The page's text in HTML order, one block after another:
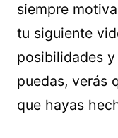
siempre
tu siguiente
posibilidades
puedas, verás
que hayas